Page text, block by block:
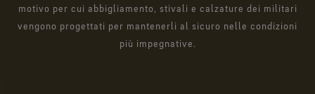
motivo per cui abbigliamento, stivali e calzature dei militari
vengono progettati per mantenerli al sicuro nelle condizioni
più impegnative.